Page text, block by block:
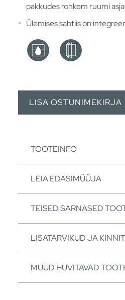
pakkudes rohkem ruumi
Ülemises sahtlis on
LISA OSTUNIMEKIRJA
TOOTEINFO
LEIA EDASIMÜÜJA
TEISED SARNASED
LISATARVIKUD JA
MUUD HUVITAVAD